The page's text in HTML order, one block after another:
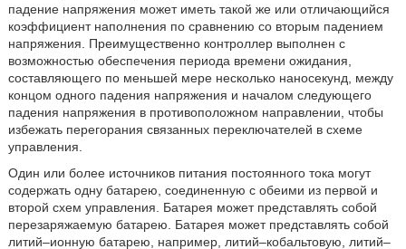
падение напряжения может иметь такой же или отличающийся
коэффициент наполнения по сравнению со вторым падением
напряжения. Преимущественно контроллер выполнен с
возможностью обеспечения периода времени ожидания,
составляющего по меньшей мере несколько наносекунд, между
концом одного падения напряжения и началом следующего
падения напряжения в противоположном направлении, чтобы
избежать перегорания связанных переключателей в схеме
управления.
Один или более источников питания постоянного тока могут
содержать одну батарею, соединенную с обеими из первой и
второй схем управления. Батарея может представлять собой
перезаряжаемую батарею. Батарея может представлять собой
литий–ионную батарею, например, литий–кобальтовую, литий–